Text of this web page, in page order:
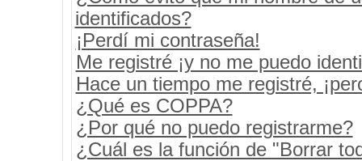
identificados?
¡Perdí mi contraseña!
Me registré ¡y no me puedo
Hace un tiempo me registré,
¿Qué es COPPA?
¿Por qué no puedo registrarme?
¿Cuál es la función de "Borrar